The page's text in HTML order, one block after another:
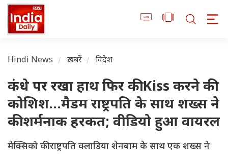
Hindi News ख़बरें विदेश
कंधे पर रखा हाथ फिर की Kiss करने की
कोशिश...मैडम राष्ट्रपति के साथ शख्स ने
की शर्मनाक हरकत; वीडियो हुआ वायरल
मेक्सिको की राष्ट्रपति क्लाडिया शेनबाम के साथ एक शख्स ने